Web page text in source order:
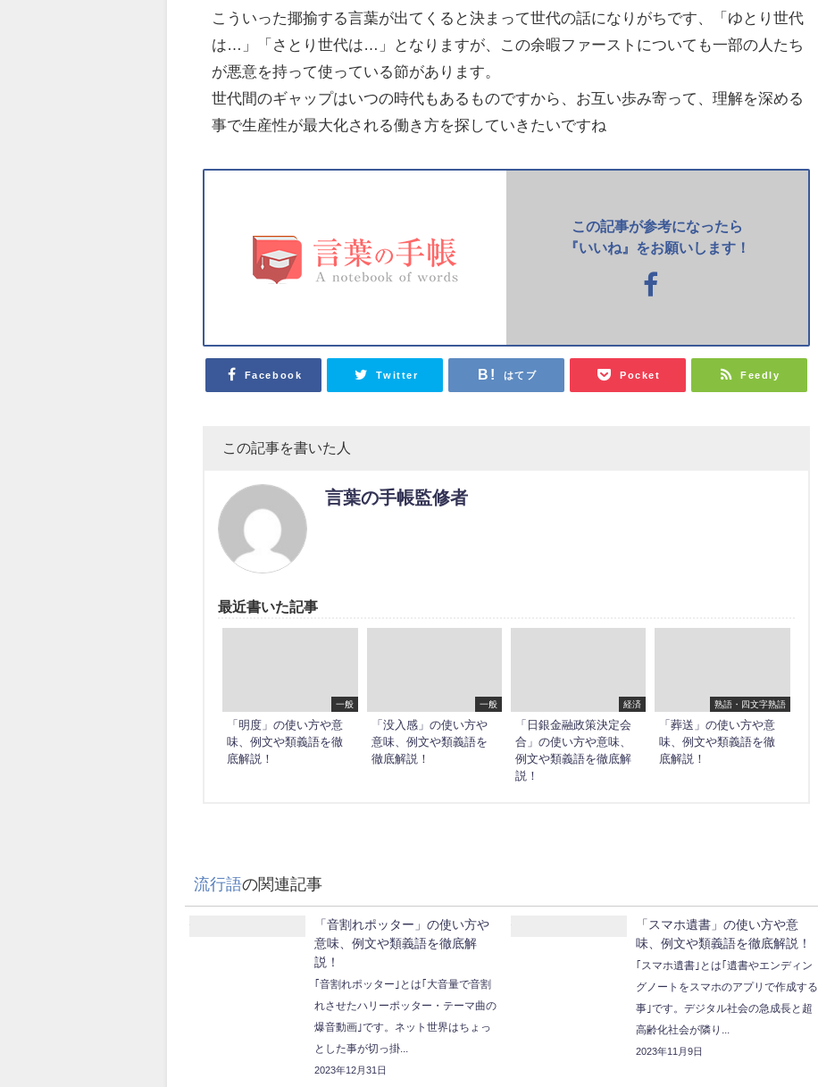
こういった揶揄する言葉が出てくると決まって世代の話になりがちです、「ゆとり世代
は…」「さとり世代は…」となりますが、この余暇ファーストについても一部の人たち
が悪意を持って使っている節があります。
世代間のギャップはいつの時代もあるものですから、お互い歩み寄って、理解を深める
事で生産性が最大化される働き方を探していきたいですね
この記事が参考になったら
『いいね』をお願いします！
Facebook Twitter はてブ Pocket Feedly
この記事を書いた人
言葉の手帳監修者
最近書いた記事
一般
「明度」の使い方や意
味、例文や類義語を徹
底解説！
一般
「没入感」の使い方や
意味、例文や類義語を
徹底解説！
経済
「日銀金融政策決定会
合」の使い方や意味、
例文や類義語を徹底解
説！
熟語・四文字熟語
「葬送」の使い方や意
味、例文や類義語を徹
底解説！
流行語の関連記事
「音割れポッター」の使い方や
意味、例文や類義語を徹底解
説！
｢音割れポッター｣とは｢大音量で音割
れさせたハリーポッター・テーマ曲の
爆音動画｣です。ネット世界はちょっ
とした事が切っ掛...
2023年12月31日
「スマホ遺書」の使い方や意
味、例文や類義語を徹底解説！
｢スマホ遺書｣とは｢遺書やエンディン
グノートをスマホのアプリで作成する
事｣です。デジタル社会の急成長と超
高齢化社会が隣り...
2023年11月9日